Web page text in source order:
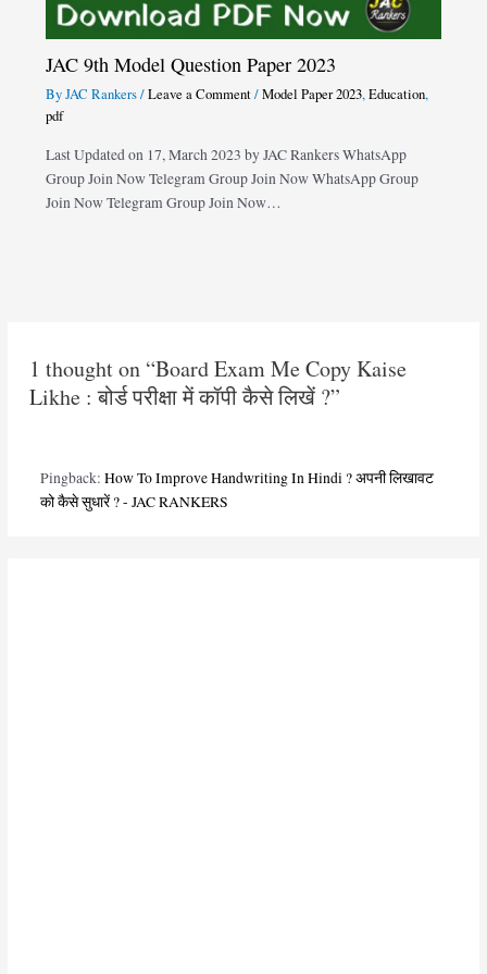
JAC 9th Model Question Paper 2023
ByJAC Rankers/Leave a Comment /Model Paper 2023,Education,
pdf
Last Updated on 17, March 2023 by JAC Rankers WhatsApp
Group Join Now Telegram Group Join Now WhatsApp Group
Join Now Telegram Group Join Now…
1 thought on “Board Exam Me Copy Kaise
Likhe : बोर्ड परीक्षा में कॉपी कैसे लिखें ?”
Pingback: How To Improve Handwriting In Hindi ? अपनी लिखावट
को कैसे सुधारें ? - JAC RANKERS